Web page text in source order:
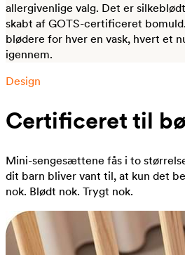
allergivenlige valg. Det er
skabt af GOTS-certificeret
blødere for hver en vask, hvert et
igennem.
Design
Certificeret til
Mini-sengesættene fås i to
dit barn bliver vant til, at kun det
nok. Blødt nok. Trygt nok.